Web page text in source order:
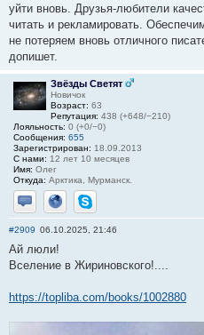
уйти вновь. Друзья-любители
читать и рекламировать.
не потеряем вновь отличного
допишет.
Звёзды Светят
Новичок
Возраст: 63
Репутация: 438 (+648/−210)
Лояльность: 0 (+0/−0)
Сообщения: 655
Зарегистрирован: 18.09.2013
С нами: 12 лет 10 месяцев
Имя: Олег
Откуда: Арктика, Мурманск.
Отправить личное сообщение
СайтSkype
#2909 06.10.2025, 21:46
Ай люли!
Вселение в Жириновского!....
https://topliba.com/books/1002880